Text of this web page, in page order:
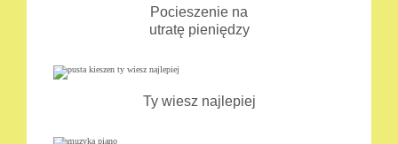
Pocieszenie na
utratę pieniędzy
Ty wiesz najlepiej